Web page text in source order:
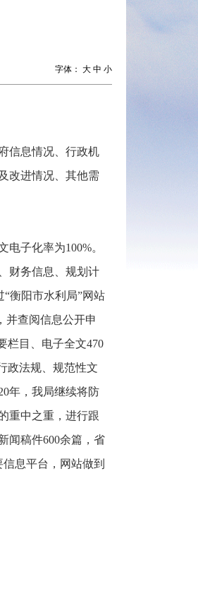
字体： 大 中 小
信息情况、行政机
改进情况、其他需
子化率为100%。
财务信息、规划计
衡阳市水利局”网站
并查阅信息公开申
栏目、电子全文470
政法规、规范性文
年，我局继续将防
重中之重，进行跟
闻稿件600余篇，省
息平台，网站做到